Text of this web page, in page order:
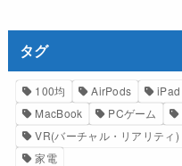
タグ
100均 AirPods iPad
MacBook
PCゲーム
VR(バーチャル・リアリティ)
家電